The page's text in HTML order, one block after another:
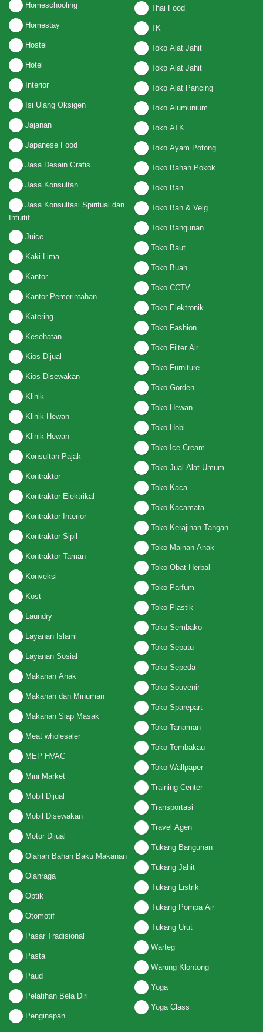
Homeschooling
Homestay
Hostel
Hotel
Interior
Isi Ulang Oksigen
Jajanan
Japanese Food
Jasa Desain Grafis
Jasa Konsultan
Jasa Konsultasi Spiritual dan
Intuitif
Juice
Kaki Lima
Kantor
Kantor Pemerintahan
Katering
Kesehatan
Kios Dijual
Kios Disewakan
Klinik
Klinik Hewan
Klinik Hewan
Konsultan Pajak
Kontraktor
Kontraktor Elektrikal
Kontraktor Interior
Kontraktor Sipil
Kontraktor Taman
Konveksi
Kost
Laundry
Layanan Islami
Layanan Sosial
Makanan Anak
Makanan dan Minuman
Makanan Siap Masak
Meat wholesaler
MEP HVAC
Mini Market
Mobil Dijual
Mobil Disewakan
Motor Dijual
Olahan Bahan Baku Makanan
Olahraga
Optik
Otomotif
Pasar Tradisional
Pasta
Paud
Pelatihan Bela Diri
Penginapan
Thai Food
TK
Toko Alat Jahit
Toko Alat Jahit
Toko Alat Pancing
Toko Alumunium
Toko ATK
Toko Ayam Potong
Toko Bahan Pokok
Toko Ban
Toko Ban & Velg
Toko Bangunan
Toko Baut
Toko Buah
Toko CCTV
Toko Elektronik
Toko Fashion
Toko Filter Air
Toko Furniture
Toko Gorden
Toko Hewan
Toko Hobi
Toko Ice Cream
Toko Jual Alat Umum
Toko Kaca
Toko Kacamata
Toko Kerajinan Tangan
Toko Mainan Anak
Toko Obat Herbal
Toko Parfum
Toko Plastik
Toko Sembako
Toko Sepatu
Toko Sepeda
Toko Souvenir
Toko Sparepart
Toko Tanaman
Toko Tembakau
Toko Wallpaper
Training Center
Transportasi
Travel Agen
Tukang Bangunan
Tukang Jahit
Tukang Listrik
Tukang Pompa Air
Tukang Urut
Warteg
Warung Klontong
Yoga
Yoga Class